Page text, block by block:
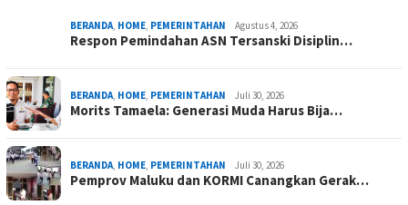
BERANDA, HOME, PEMERINTAHAN Agustus 4, 2026
Respon Pemindahan ASN Tersanski Disiplin…
BERANDA, HOME, PEMERINTAHAN Juli 30, 2026
Morits Tamaela: Generasi Muda Harus Bija…
BERANDA, HOME, PEMERINTAHAN Juli 30, 2026
Pemprov Maluku dan KORMI Canangkan Gerak…